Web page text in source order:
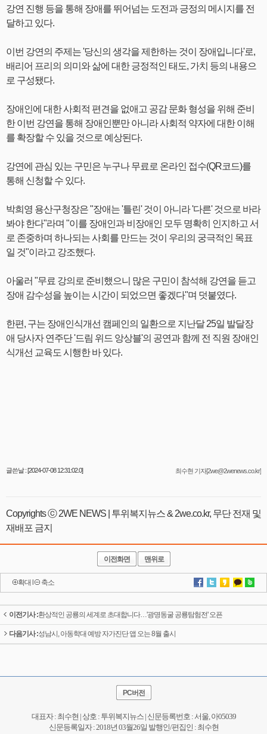
강연 진행 등을 통해 장애를 뛰어넘는 도전과 긍정의 메시지를 전
달하고 있다.
이번 강연의 주제는 '당신의 생각을 제한하는 것이 장애입니다'로,
배리어 프리의 의미와 삶에 대한 긍정적인 태도, 가치 등의 내용으
로 구성됐다.
장애인에 대한 사회적 편견을 없애고 공감 문화 형성을 위해 준비
한 이번 강연을 통해 장애인뿐만 아니라 사회적 약자에 대한 이해
를 확장할 수 있을 것으로 예상된다.
강연에 관심 있는 구민은 누구나 무료로 온라인 접수(QR코드)를
통해 신청할 수 있다.
박희영 용산구청장은 "장애는 '틀린' 것이 아니라 '다른' 것으로 바라
봐야 한다"라며 "이를 장애인과 비장애인 모두 명확히 인지하고 서
로 존중하며 하나되는 사회를 만드는 것이 우리의 궁극적인 목표
일 것"이라고 강조했다.
아울러 "무료 강의로 준비했으니 많은 구민이 참석해 강연을 듣고
장애 감수성을 높이는 시간이 되었으면 좋겠다"며 덧붙였다.
한편, 구는 장애인식개선 캠페인의 일환으로 지난달 25일 발달장
애 당사자 연주단 '드림 위드 앙상블'의 공연과 함께 전 직원 장애인
식개선 교육도 시행한 바 있다.
글쓴날 : [2024-07-08 12:31:02.0] 최수현 기자[2we@2wenews.co.kr]
Copyrights ⓒ 2WE NEWS | 투위복지뉴스 & 2we.co.kr, 무단 전재 및
재배포 금지
이전화면 맨위로
확대 축소
이전기사 :환상적인 공룡의 세계로 초대합니다…'광명동굴 공룡탐험전' 오픈
다음기사 :성남시, 아동학대 예방 자가진단 앱 오는 8월 출시
PC버전
대표자 : 최수현 | 상호 : 투위복지뉴스 | 신문등록번호 : 서울, 아05039
신문등록일자 : 2018년 03월26일 발행인/편집인 : 최수현